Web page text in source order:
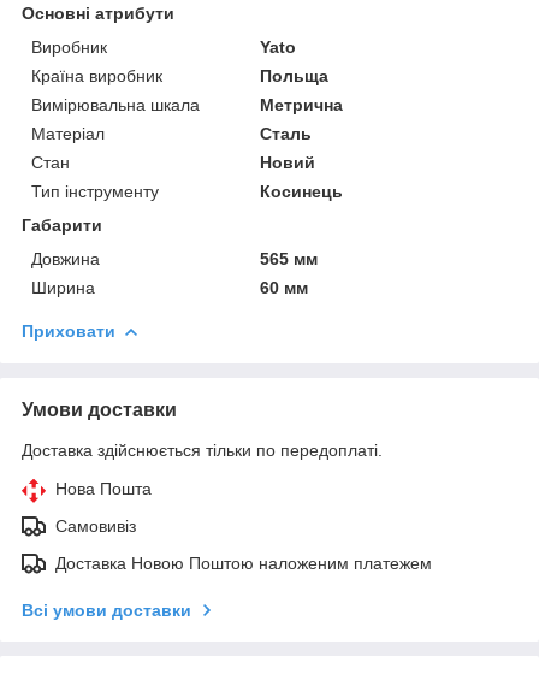
Основні атрибути
Виробник
Yato
Країна виробник
Польща
Вимірювальна шкала
Метрична
Матеріал
Сталь
Стан
Новий
Тип інструменту
Косинець
Габарити
Довжина
565 мм
Ширина
60 мм
Приховати
Умови доставки
Доставка здійснюється тільки по передоплаті.
Нова Пошта
Самовивіз
Доставка Новою Поштою наложеним платежем
Всі умови доставки